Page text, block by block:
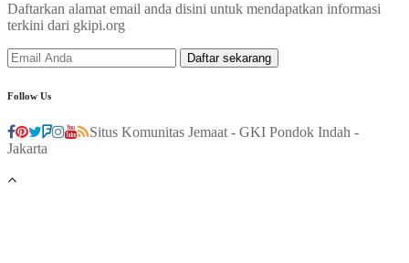
Daftarkan alamat email anda disini untuk mendapatkan informasi
terkini dari gkipi.org
Follow Us
Situs Komunitas Jemaat - GKI Pondok Indah -
Jakarta